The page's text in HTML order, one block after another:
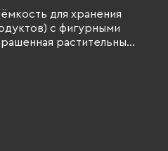
для хранения
с фигурными
растительным
2015 гг.